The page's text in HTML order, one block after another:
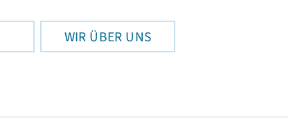
WIR ÜBER UNS